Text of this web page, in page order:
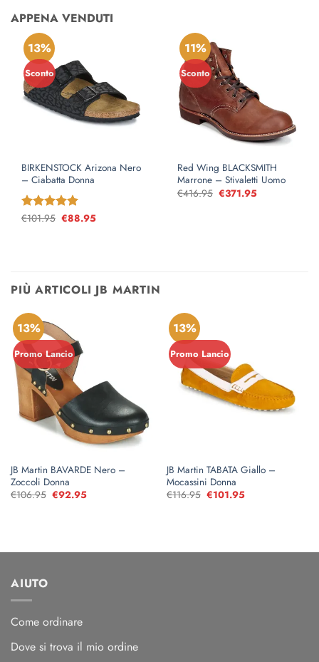
APPENA VENDUTI
13%
Sconto
BIRKENSTOCK Arizona Nero
– Ciabatta Donna
Valutato5
€101.95 Il
prezzo
€88.95Il
11%
Sconto
Red Wing BLACKSMITH
Marrone – Stivaletti Uomo
€416.95 Il
prezzo
€371.95Il
PIÙ ARTICOLI JB MARTIN
13%
Promo Lancio
JB Martin BAVARDE Nero –
Zoccoli Donna
€106.95 Il
€92.95Il
13%
Promo Lancio
JB Martin TABATA Giallo –
Mocassini Donna
€116.95 Il
€101.95Il
AIUTO
Come ordinare
Dove si trova il mio ordine